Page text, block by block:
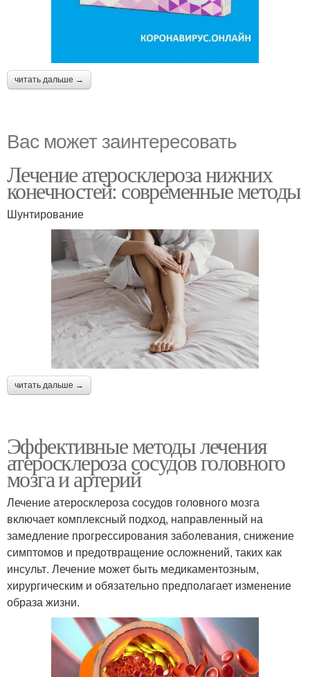
читать дальше →
Вас может заинтересовать
Лечение атеросклероза нижних
конечностей: современные методы
Шунтирование
читать дальше →
Эффективные методы лечения
атеросклероза сосудов головного
мозга и артерий
Лечение атеросклероза сосудов головного мозга
включает комплексный подход, направленный на
замедление прогрессирования заболевания, снижение
симптомов и предотвращение осложнений, таких как
инсульт. Лечение может быть медикаментозным,
хирургическим и обязательно предполагает изменение
образа жизни.